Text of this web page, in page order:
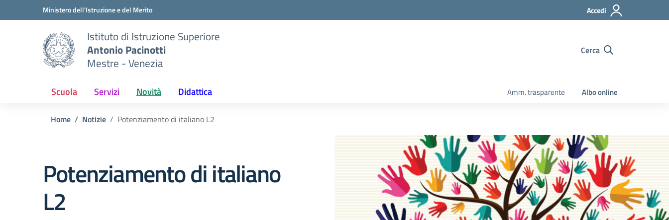
Vai ai contenuti
Vai al menu di navigazioneMinistero dell'Istruzione e del Merito Accedi
Istituto di Istruzione Superiore
Antonio Pacinotti
Mestre - Venezia
Cerca
Scuola Servizi Novità Didattica Amm. trasparente Albo online
Home Notizie Potenziamento di italiano L2
Potenziamento di italiano
L2